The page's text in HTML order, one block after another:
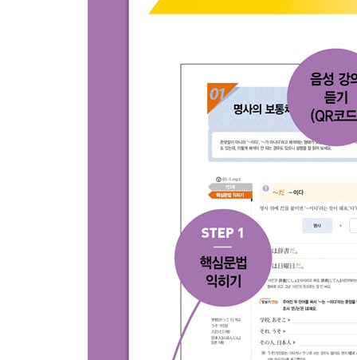
열셋째마디ㆍ까다로운 접속사
넷째마당 ： 특별하고 깊이 있는 문법 이야기
열넷째마디ㆍ품사 속으로 한 걸음 더
34 명사를 수식하는 방법
35 명사·형용사의 て형을 만드는 방법
36 형용사를 부사로 만드는 방법
37 형용사를 동사로 만드는 방법
38 형용사·동사를 명사로 만드는 방법